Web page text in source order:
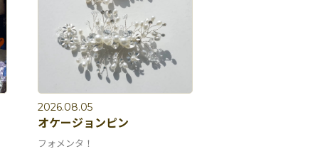
2026.08.05
オケージョンピン
フォメンタ！